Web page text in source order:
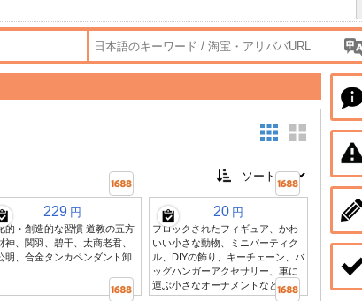
229 円
的・創造的な習慣 道教の五方
神、関羽、碧干、太商老君、
明、合金タンカペンダント卸
20 円
フロックされたフィギュア、かわ
いい小さな動物、ミニパーティク
ル、DIYの飾り、キーチェーン、バ
ッグハンガーアクセサリー、車に
運ぶ小さなオーナメントなど